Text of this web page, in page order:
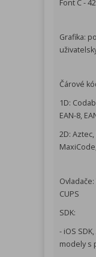
Font C - 42
Grafika:
Čárové
1D:
EAN-8,
2D:
CUPS
SDK:
- iOS
modely s